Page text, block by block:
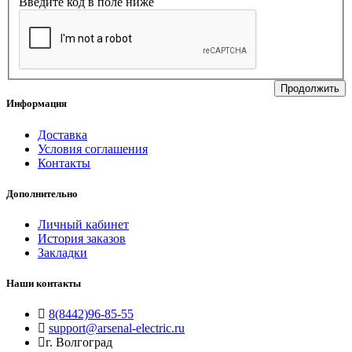
Продолжить
Информация
Доставка
Условия соглашения
Контакты
Дополнительно
Личный кабинет
История заказов
Закладки
Наши контакты
8(8442)96-85-55
support@arsenal-electric.ru
г. Волгоград